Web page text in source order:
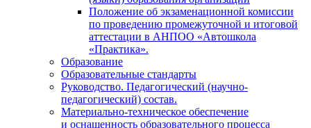
Положение об экзаменационной комиссии
по проведению промежуточной и итоговой
аттестации в АНПОО «Автошкола
«Практика».
Образование
Образовательные стандарты
Руководство. Педагогический (научно-
педагогический) состав.
Материально-техническое обеспечение
и оснащенность образовательного процесса